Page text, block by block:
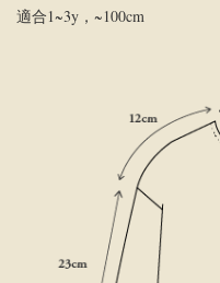
適合1~3y，~100cm